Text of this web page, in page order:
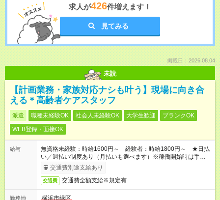
求人が426件増えます！
見てみる
掲載日：2026.08.04
未読
【計画業務・家族対応ナシも叶う】現場に向き合
える＊高齢者ケアスタッフ
派遣 職種未経験OK 社会人未経験OK 大学生歓迎
ブランクOK
WEB登録・面接OK
給与
無資格未経験：時給1600円～ 経験者：時給1800円～ ★日払
い／週払い制度あり（月払いも選べます）※稼働開始時は手続き
完了次第のお支払いとなります。
交通費別途支給あり
交通費 交通費全額支給※規定有
勤務地
横浜市緑区